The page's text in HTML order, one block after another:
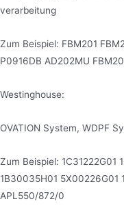
verarbeitung
Zum Beispiel: FBM201
P0916DB AD202MU
Westinghouse:
OVATION System, WDPF
Zum Beispiel: 1C31222G01
1B30035H01 5X00226G01
APL550/872/0